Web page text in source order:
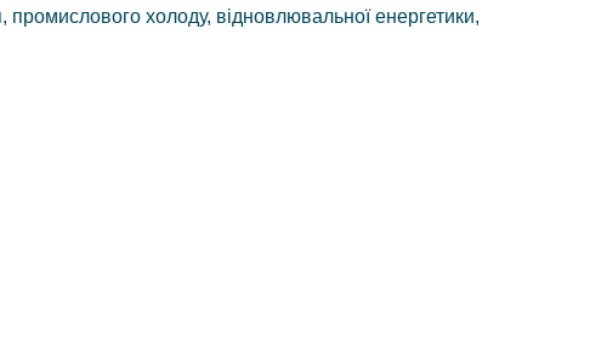
холоду, відновлювальної енергетики,